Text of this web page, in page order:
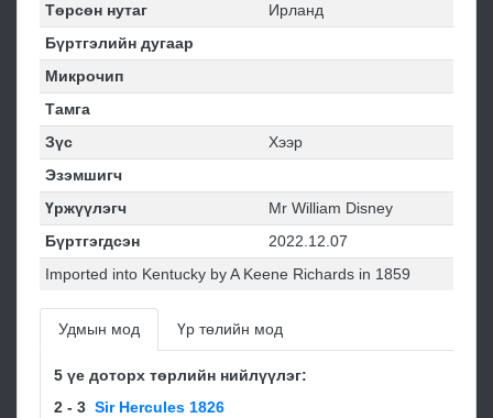
Төрсөн нутаг
Ирланд
Бүртгэлийн дугаар
Микрочип
Тамга
Зүс
Хээр
Эзэмшигч
Үржүүлэгч
Mr William Disney
Бүртгэгдсэн
2022.12.07
Imported into Kentucky by A Keene Richards in 1859
Удмын мод Үр төлийн мод
5 үе доторх төрлийн нийлүүлэг:
2 - 3 Sir Hercules 1826